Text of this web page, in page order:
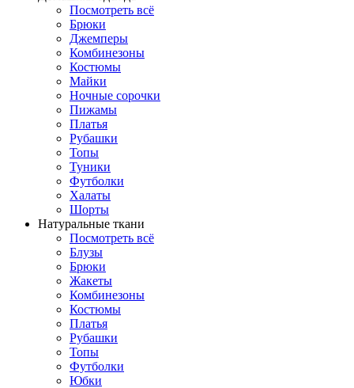
Посмотреть всё
Брюки
Джемперы
Комбинезоны
Костюмы
Майки
Ночные сорочки
Пижамы
Платья
Рубашки
Топы
Туники
Футболки
Халаты
Шорты
Натуральные ткани
Посмотреть всё
Блузы
Брюки
Жакеты
Комбинезоны
Костюмы
Платья
Рубашки
Топы
Футболки
Юбки